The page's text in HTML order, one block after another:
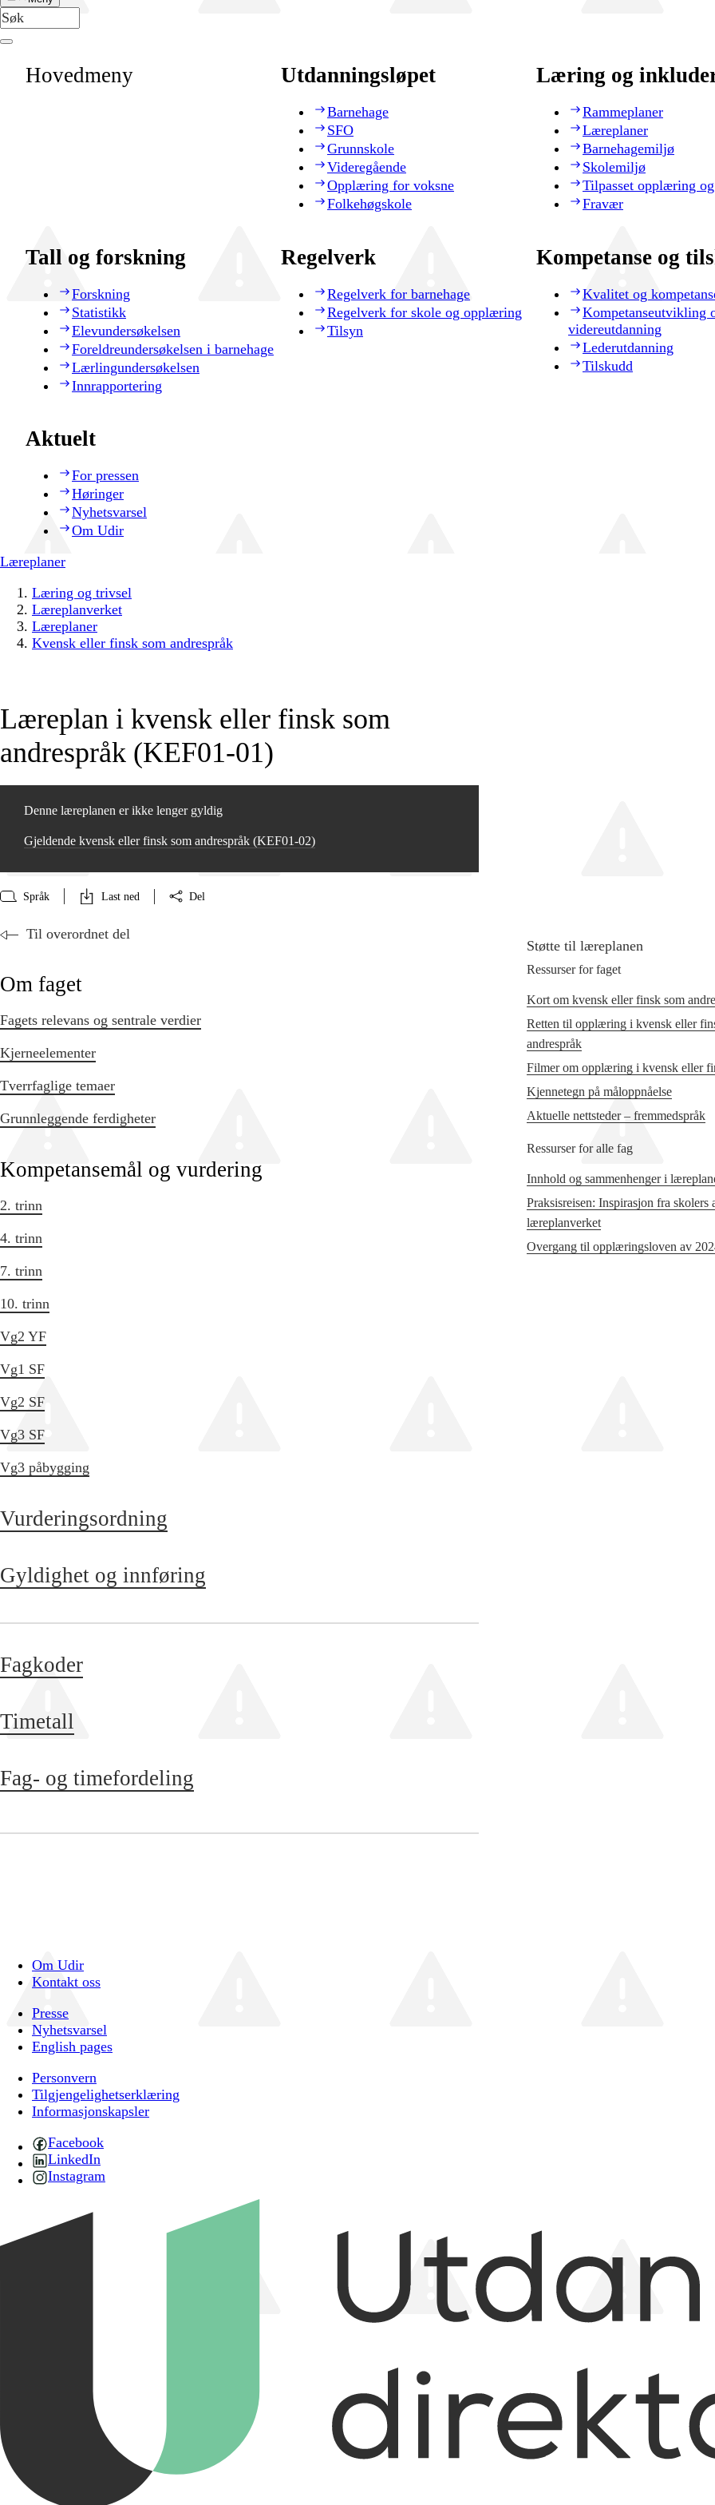
Hovedmeny Utdanningsløpet
Barnehage
SFO
Grunnskole
Videregående
Opplæring for voksne
Folkehøgskole
Læring og
Rammeplaner
Læreplaner
Barnehagemiljø
Skolemiljø
Tilpasset opplæring
Fravær
Tall og forskning
Forskning
Statistikk
Elevundersøkelsen
Foreldreundersøkelsen i barnehage
Lærlingundersøkelsen
Innrapportering
Regelverk
Regelverk for barnehage
Regelverk for skole og opplæring
Tilsyn
Kompetanse og
Kvalitet og
Kompetanseutvikling
videreutdanning
Lederutdanning
Tilskudd
Aktuelt
For pressen
Høringer
Nyhetsvarsel
Om Udir
Læreplaner
Læring og trivsel
Læreplanverket
Læreplaner
Kvensk eller finsk som andrespråk
Læreplan i kvensk eller finsk som
andrespråk (KEF01‑01)
Denne læreplanen er ikke lenger gyldig
Gjeldende kvensk eller finsk som andrespråk (KEF01‑02)
Språk Last ned Del
Til overordnet del
Om faget
Fagets relevans og sentrale verdier
Kjerneelementer
Tverrfaglige temaer
Grunnleggende ferdigheter
Kompetansemål og vurdering
2. trinn
4. trinn
7. trinn
10. trinn
Vg2 YF
Vg1 SF
Vg2 SF
Vg3 SF
Vg3 påbygging
Vurderingsordning
Gyldighet og innføring
Fagkoder
Timetall
Fag- og timefordeling
Støtte til læreplanen
Ressurser for faget
Kort om kvensk eller finsk som
Retten til opplæring i kvensk eller
andrespråk
Filmer om opplæring i kvensk eller
Kjennetegn på måloppnåelse
Aktuelle nettsteder – fremmedspråk
Ressurser for alle fag
Innhold og sammenhenger i
Praksisreisen: Inspirasjon fra skolers
læreplanverket
Overgang til opplæringsloven av
Om Udir
Kontakt oss
Presse
Nyhetsvarsel
English pages
Personvern
Tilgjengelighetserklæring
Informasjonskapsler
Facebook
LinkedIn
Instagram